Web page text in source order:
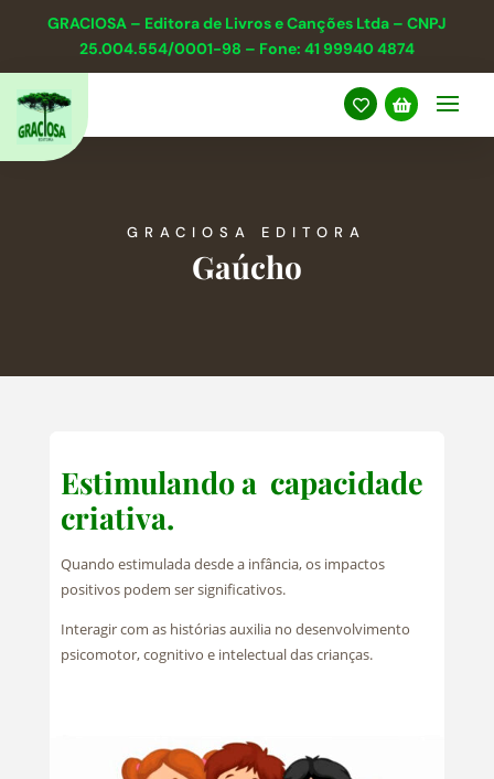
GRACIOSA – Editora de Livros e Canções Ltda – CNPJ
25.004.554/0001-98 – Fone: 41 99940 4874
 
GRACIOSA EDITORA
Gaúcho
Estimulando a capacidade
criativa.
Quando estimulada desde a infância, os impactos
positivos podem ser significativos.
Interagir com as histórias auxilia no desenvolvimento
psicomotor, cognitivo e intelectual das crianças.